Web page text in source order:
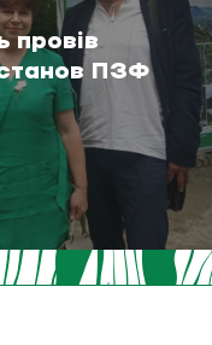
провів
ПЗФ